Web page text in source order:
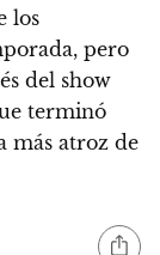
los
, pero
del show
terminó
más atroz de